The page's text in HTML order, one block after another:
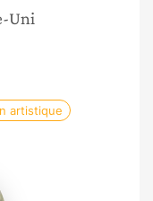
Uni
artistique